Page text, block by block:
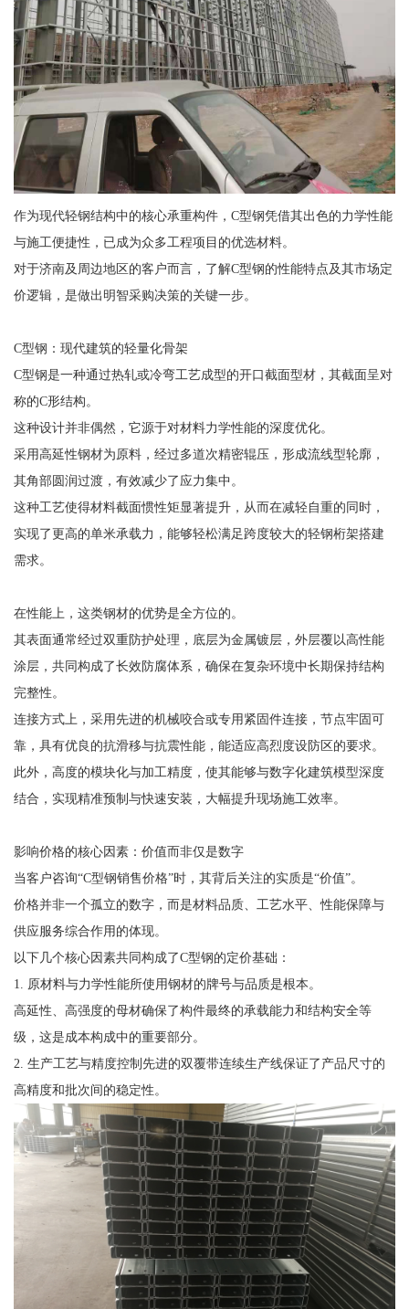
作为现代轻钢结构中的核心承重构件，C型钢凭借其出色的力学性能
与施工便捷性，已成为众多工程项目的优选材料。
对于济南及周边地区的客户而言，了解C型钢的性能特点及其市场定
价逻辑，是做出明智采购决策的关键一步。
C型钢：现代建筑的轻量化骨架
C型钢是一种通过热轧或冷弯工艺成型的开口截面型材，其截面呈对
称的C形结构。
这种设计并非偶然，它源于对材料力学性能的深度优化。
采用高延性钢材为原料，经过多道次精密辊压，形成流线型轮廓，
其角部圆润过渡，有效减少了应力集中。
这种工艺使得材料截面惯性矩显著提升，从而在减轻自重的同时，
实现了更高的单米承载力，能够轻松满足跨度较大的轻钢桁架搭建
需求。
在性能上，这类钢材的优势是全方位的。
其表面通常经过双重防护处理，底层为金属镀层，外层覆以高性能
涂层，共同构成了长效防腐体系，确保在复杂环境中长期保持结构
完整性。
连接方式上，采用先进的机械咬合或专用紧固件连接，节点牢固可
靠，具有优良的抗滑移与抗震性能，能适应高烈度设防区的要求。
此外，高度的模块化与加工精度，使其能够与数字化建筑模型深度
结合，实现精准预制与快速安装，大幅提升现场施工效率。
影响价格的核心因素：价值而非仅是数字
当客户咨询“C型钢销售价格”时，其背后关注的实质是“价值”。
价格并非一个孤立的数字，而是材料品质、工艺水平、性能保障与
供应服务综合作用的体现。
以下几个核心因素共同构成了C型钢的定价基础：
1. 原材料与力学性能所使用钢材的牌号与品质是根本。
高延性、高强度的母材确保了构件最终的承载能力和结构安全等
级，这是成本构成中的重要部分。
2. 生产工艺与精度控制先进的双覆带连续生产线保证了产品尺寸的
高精度和批次间的稳定性。